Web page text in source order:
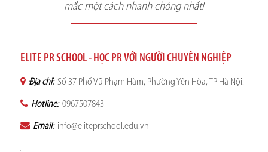
mắc một cách nhanh chóng nhất!
ELITE PR SCHOOL - HỌC PR VỚI NGƯỜI CHUYÊN NGHIỆP
Địa chỉ: Số 37 Phố Vũ Phạm Hàm, Phường Yên Hòa, TP Hà Nội.
Hotline: 0967507843
Email: info@eliteprschool.edu.vn